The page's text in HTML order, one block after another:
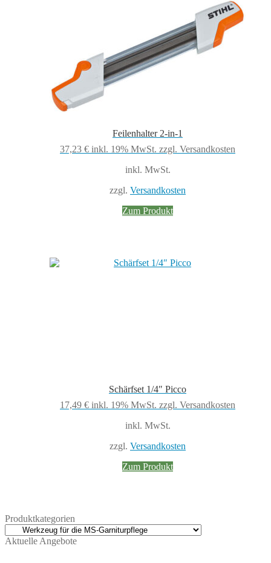
Feilenhalter 2-in-1
37,23 € inkl. 19% MwSt. zzgl. Versandkosten
inkl. MwSt.
zzgl. Versandkosten
Zum Produkt
Schärfset 1/4″ Picco
17,49 € inkl. 19% MwSt. zzgl. Versandkosten
inkl. MwSt.
zzgl. Versandkosten
Zum Produkt
Produktkategorien
Aktuelle Angebote